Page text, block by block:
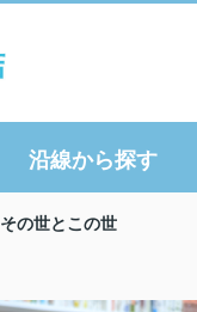
沿線から探す
その世とこの世